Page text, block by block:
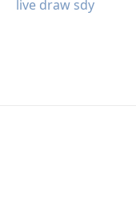
live draw sdy